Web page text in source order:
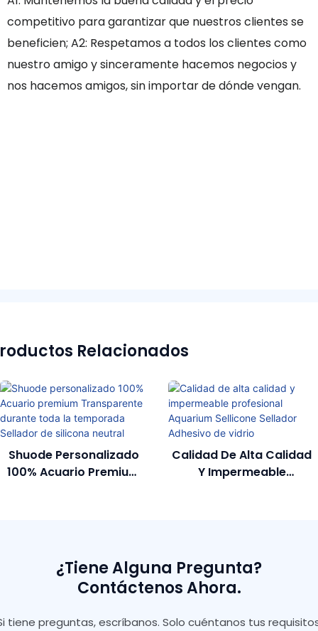
competitivo para garantizar que nuestros clientes se
beneficien; A2: Respetamos a todos los clientes como
nuestro amigo y sinceramente hacemos negocios y
nos hacemos amigos, sin importar de dónde vengan.
Relacionados
Shuode Personalizado
100% Acuario Premium
Calidad De Alta Calidad
Y Impermeable
¿Tiene Alguna Pregunta?
Contáctenos Ahora.
tiene preguntas, escríbanos. Solo cuéntanos tus